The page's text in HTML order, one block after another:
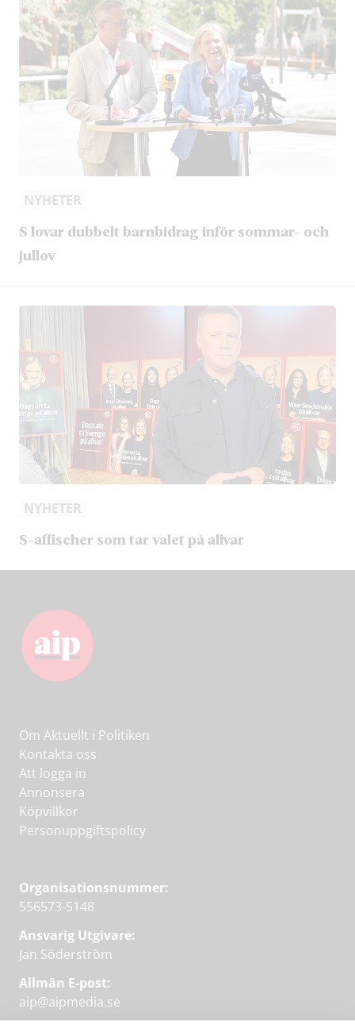
NYHETER
S lovar dubbelt barnbidrag inför sommar- och
jullov
NYHETER
S-affischer som tar valet på allvar
Om Aktuellt i Politiken
Kontakta oss
Att logga in
Annonsera
Köpvillkor
Personuppgiftspolicy
Organisationsnummer:
556573-5148
Ansvarig Utgivare:
Jan Söderström
Allmän E-post:
aip@aipmedia.se